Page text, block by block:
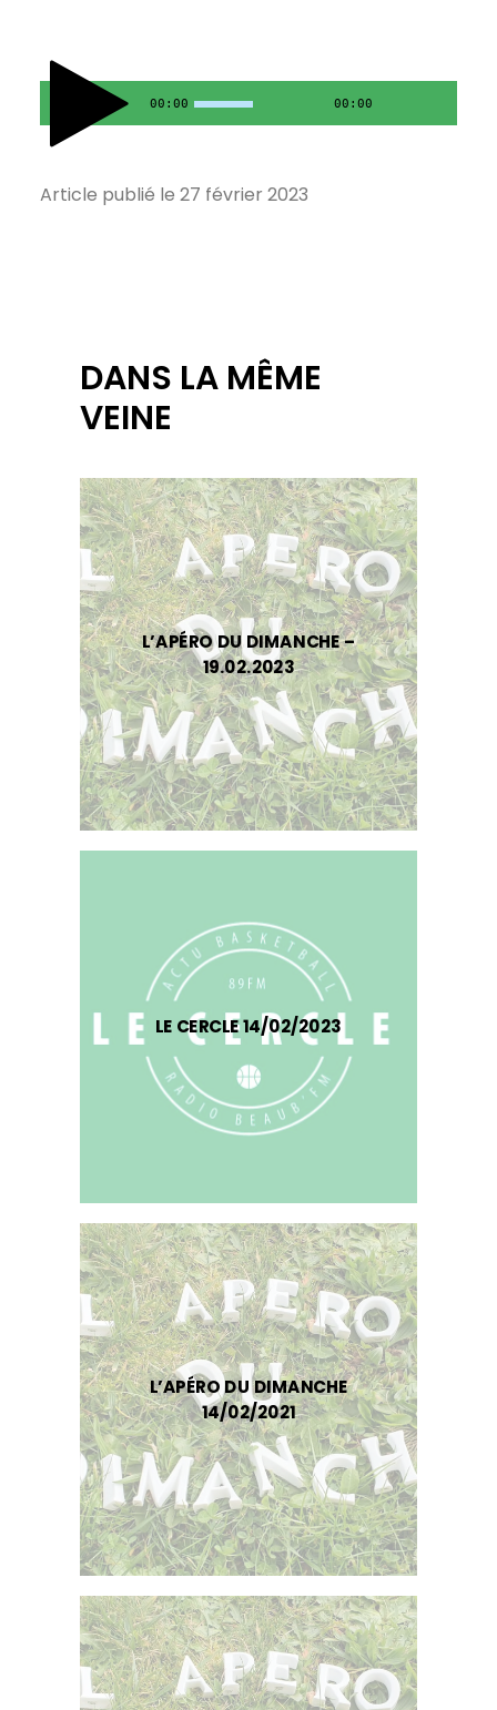
00:00 00:00
Article publié le 27 février 2023
DANS LA MÊME
VEINE
L’APÉRO DU DIMANCHE –
19.02.2023
LE CERCLE 14/02/2023
L’APÉRO DU DIMANCHE
14/02/2021